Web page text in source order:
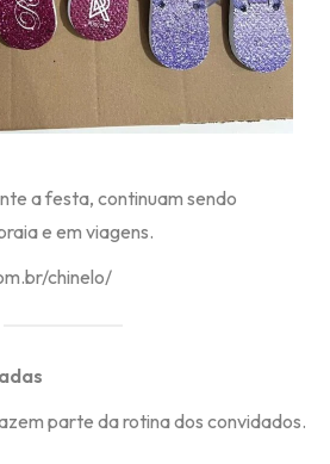
a festa, continuam sendo
e em viagens.
chinelo/
parte da rotina dos convidados.